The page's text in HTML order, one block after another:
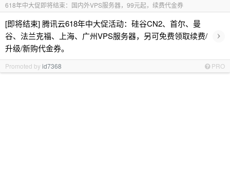
618年中大促即将结束：国内外VPS服务器，99元起，续费代金券
[即将结束] 腾讯云618年中大促活动：硅谷CN2、首尔、曼
谷、法兰克福、上海、广州VPS服务器，另可免费领取续费/
升级/新购代金券。
›
Promoted byid7368 PRO